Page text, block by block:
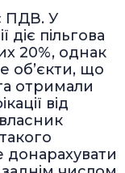
ПДВ. У
діє пільгова
20%, однак
об’єкти, що
отримали
від
донарахувати